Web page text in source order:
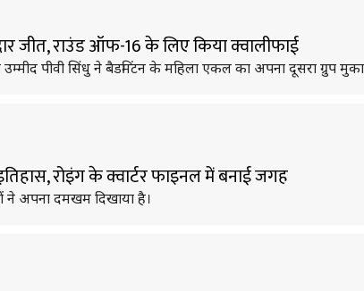
जीत, राउंड ऑफ-16 के लिए किया क्वालीफाई
पीवी सिंधु ने बैडमिंटन के महिला एकल का अपना दूसरा ग्रुप
रोइंग के क्वार्टर फाइनल में बनाई जगह
ने अपना दमखम दिखाया है।